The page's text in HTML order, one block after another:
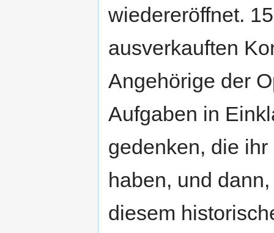
wiedereröffnet.
ausverkauften
Angehörige der
Aufgaben in
gedenken, die
haben, und
diesem